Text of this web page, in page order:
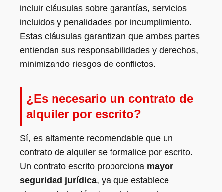
incluir cláusulas sobre garantías, servicios
incluidos y penalidades por incumplimiento.
Estas cláusulas garantizan que ambas partes
entiendan sus responsabilidades y derechos,
minimizando riesgos de conflictos.
¿Es necesario un contrato de
alquiler por escrito?
Sí, es altamente recomendable que un
contrato de alquiler se formalice por escrito.
Un contrato escrito proporciona mayor
seguridad jurídica, ya que establece